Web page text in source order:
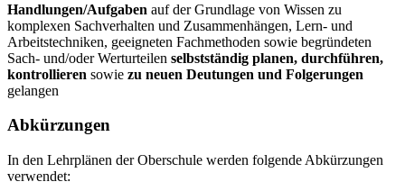
Handlungen/Aufgaben auf der Grundlage von Wissen zu
komplexen Sachverhalten und Zusammenhängen, Lern- und
Arbeitstechniken, geeigneten Fachmethoden sowie begründeten
Sach- und/oder Werturteilen selbstständig planen, durchführen,
kontrollieren sowie zu neuen Deutungen und Folgerungen
gelangen
Abkürzungen
In den Lehrplänen der Oberschule werden folgende Abkürzungen
verwendet: